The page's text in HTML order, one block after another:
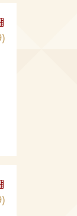
Dieser
Künstler
Dieser
Künstler